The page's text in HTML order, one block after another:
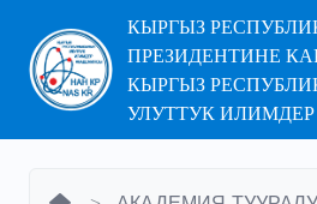
КЫРГЫЗ
ПРЕЗИДЕНТИНЕ
КЫРГЫЗ
УЛУТТУК
АКАДЕМИЯ